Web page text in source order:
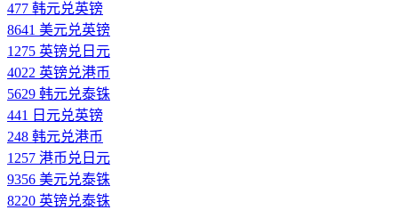
477 韩元兑英镑
8641 美元兑英镑
1275 英镑兑日元
4022 英镑兑港币
5629 韩元兑泰铢
441 日元兑英镑
248 韩元兑港币
1257 港币兑日元
9356 美元兑泰铢
8220 英镑兑泰铢